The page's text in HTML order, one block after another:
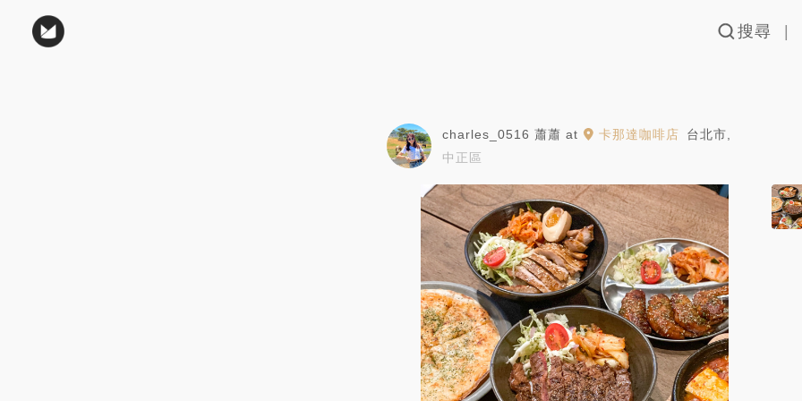
搜尋
charles_0516 蕭蕭 at 卡那達咖啡店 台北市
中正區